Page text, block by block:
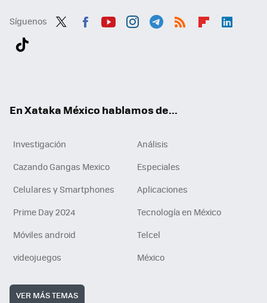
Síguenos
En Xataka México hablamos de...
Investigación
Análisis
Cazando Gangas Mexico
Especiales
Celulares y Smartphones
Aplicaciones
Prime Day 2024
Tecnología en México
Móviles android
Telcel
videojuegos
México
VER MÁS TEMAS